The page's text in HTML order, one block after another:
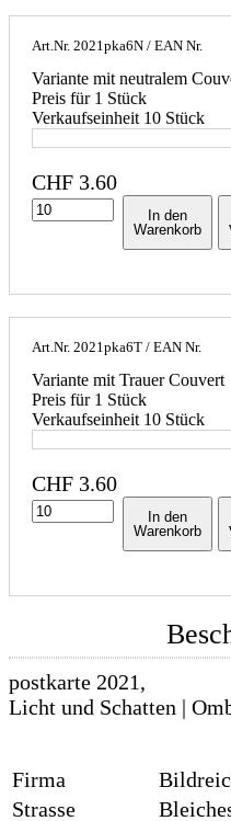
Art.Nr. 2021pka6N / EAN Nr.
Variante mit neutralem
Preis für 1 Stück
Verkaufseinheit 10 Stück
CHF 3.60
In den
Warenkorb
Art.Nr. 2021pka6T / EAN Nr.
Variante mit Trauer Couvert
Preis für 1 Stück
Verkaufseinheit 10 Stück
CHF 3.60
In den
Warenkorb
postkarte 2021,
Licht und Schatten |
Firma
Strasse